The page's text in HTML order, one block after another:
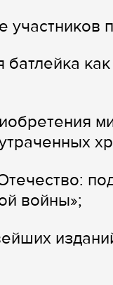
батлейка
войны»;